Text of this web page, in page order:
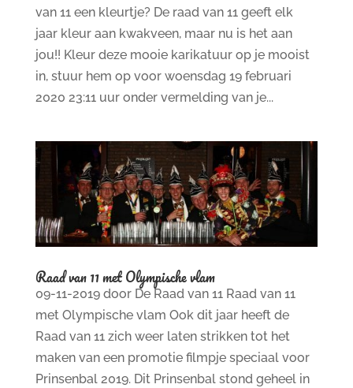
van 11 een kleurtje? De raad van 11 geeft elk
jaar kleur aan kwakveen, maar nu is het aan
jou!! Kleur deze mooie karikatuur op je mooist
in, stuur hem op voor woensdag 19 februari
2020 23:11 uur onder vermelding van je...
Raad van 11 met Olympische vlam
09-11-2019 door De Raad van 11 Raad van 11
met Olympische vlam Ook dit jaar heeft de
Raad van 11 zich weer laten strikken tot het
maken van een promotie filmpje speciaal voor
Prinsenbal 2019. Dit Prinsenbal stond geheel in